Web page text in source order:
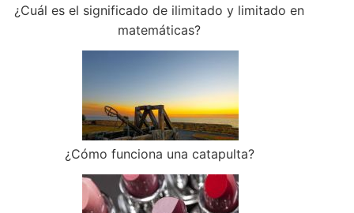
¿Cuál es el significado de ilimitado y limitado en
matemáticas?
¿Cómo funciona una catapulta?